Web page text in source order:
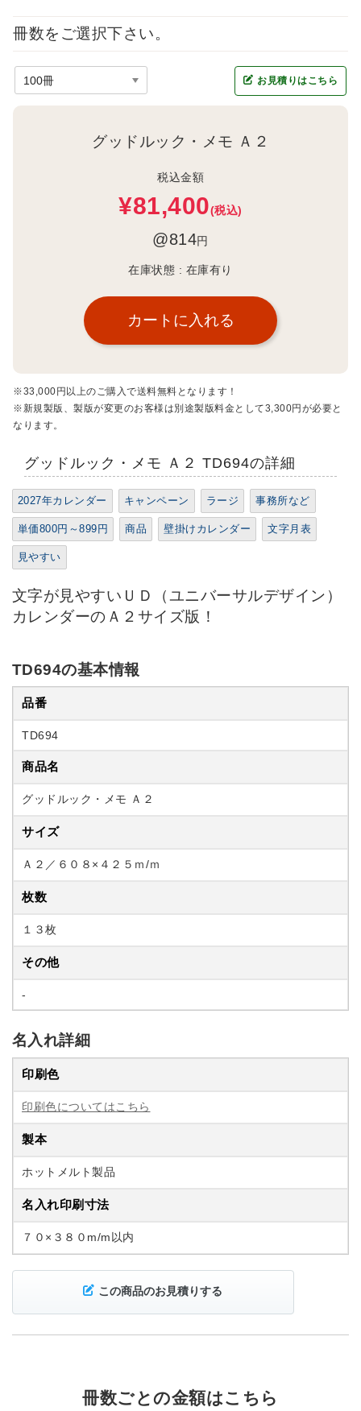
冊数をご選択下さい。
お見積りはこちら
グッドルック・メモ Ａ２
税込金額
¥81,400(税込)
@814円
在庫状態 : 在庫有り
※33,000円以上のご購入で送料無料となります！
※新規製版、製版が変更のお客様は別途製版料金として3,300円が必要と
なります。
グッドルック・メモ Ａ２ TD694の詳細
2027年カレンダー キャンペーン ラージ 事務所など
単価800円～899円 商品 壁掛けカレンダー 文字月表
見やすい
文字が見やすいＵＤ（ユニバーサルデザイン）
カレンダーのＡ２サイズ版！
TD694の基本情報
品番
TD694
商品名
グッドルック・メモ Ａ２
サイズ
Ａ２／６０８×４２５ｍ/ｍ
枚数
１３枚
その他
-
名入れ詳細
印刷色
印刷色についてはこちら
製本
ホットメルト製品
名入れ印刷寸法
７０×３８０m/m以内
この商品のお見積りする
冊数ごとの金額はこちら